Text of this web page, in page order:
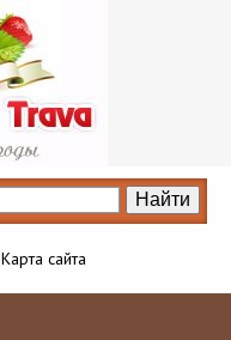
Карта сайта